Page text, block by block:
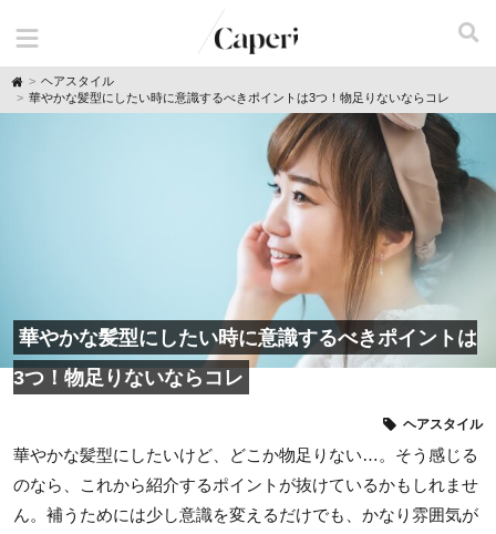
H
o
m
ヘアスタイル
華やかな髪型にしたい時に意識するべきポイントは3つ！物足りないならコレ
華やかな髪型にしたい時に意識するべきポイントは
3つ！物足りないならコレ
ヘアスタイル
華やかな髪型にしたいけど、どこか物足りない…。そう感じる
のなら、これから紹介するポイントが抜けているかもしれませ
ん。補うためには少し意識を変えるだけでも、かなり雰囲気が